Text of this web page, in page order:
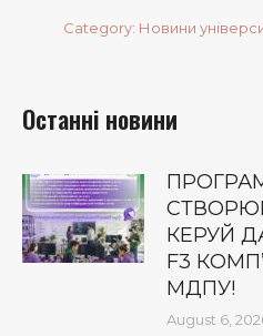
Category: Новини
Останні новини
КЕРУЙ
F3
МДПУ!
August 6,